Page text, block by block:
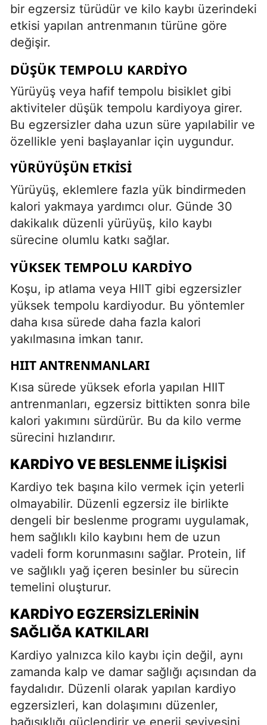
bir egzersiz türüdür ve kilo kaybı üzerindeki
etkisi yapılan antrenmanın türüne göre
değişir.
DÜŞÜK TEMPOLU KARDIYO
Yürüyüş veya hafif tempolu bisiklet gibi
aktiviteler düşük tempolu kardiyoya girer.
Bu egzersizler daha uzun süre yapılabilir ve
özellikle yeni başlayanlar için uygundur.
YÜRÜYÜŞÜN ETKISI
Yürüyüş, eklemlere fazla yük bindirmeden
kalori yakmaya yardımcı olur. Günde 30
dakikalık düzenli yürüyüş, kilo kaybı
sürecine olumlu katkı sağlar.
YÜKSEK TEMPOLU KARDIYO
Koşu, ip atlama veya HIIT gibi egzersizler
yüksek tempolu kardiyodur. Bu yöntemler
daha kısa sürede daha fazla kalori
yakılmasına imkan tanır.
HIIT ANTRENMANLARI
Kısa sürede yüksek eforla yapılan HIIT
antrenmanları, egzersiz bittikten sonra bile
kalori yakımını sürdürür. Bu da kilo verme
sürecini hızlandırır.
KARDIYO VE BESLENME İLIŞKISI
Kardiyo tek başına kilo vermek için yeterli
olmayabilir. Düzenli egzersiz ile birlikte
dengeli bir beslenme programı uygulamak,
hem sağlıklı kilo kaybını hem de uzun
vadeli form korunmasını sağlar. Protein, lif
ve sağlıklı yağ içeren besinler bu sürecin
temelini oluşturur.
KARDIYO EGZERSIZLERININ
SAĞLIĞA KATKILARI
Kardiyo yalnızca kilo kaybı için değil, aynı
zamanda kalp ve damar sağlığı açısından da
faydalıdır. Düzenli olarak yapılan kardiyo
egzersizleri, kan dolaşımını düzenler,
bağışıklığı güçlendirir ve enerji seviyesini